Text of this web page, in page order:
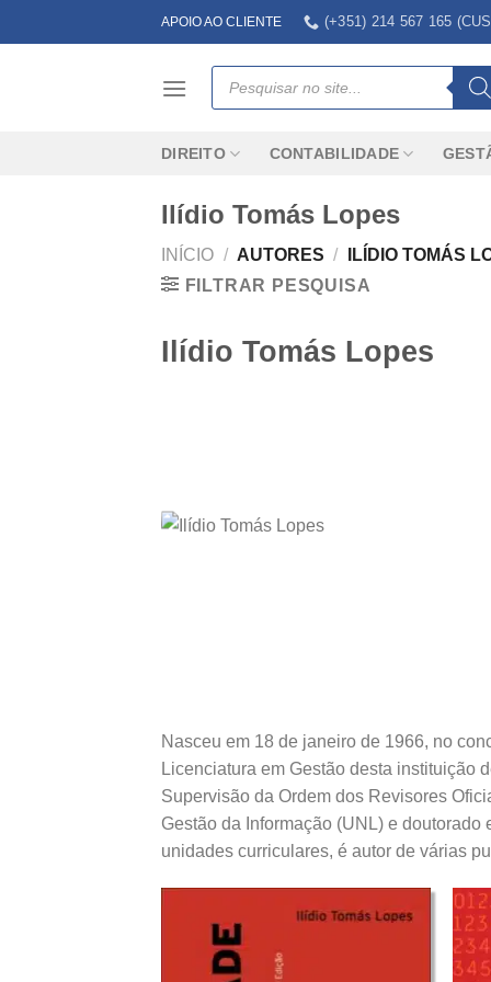
to
APOIO AO CLIENTE (+351) 214 567 165
Products
search
DIREITO CONTABILIDADE
Ilídio Tomás Lopes
INÍCIO / AUTORES /
ILÍDIO TOMÁS
FILTRAR PESQUISA
Ilídio Tomás Lopes
Nasceu em 18 de janeiro de 1966, no
Licenciatura em Gestão desta instituição
Supervisão da Ordem dos Revisores
Gestão da Informação (UNL) e
unidades curriculares, é autor de várias